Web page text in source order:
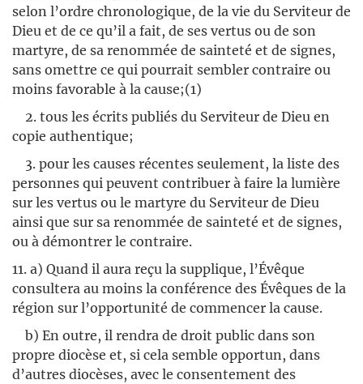
selon l’ordre chronologique, de la vie du Serviteur de
Dieu et de ce qu’il a fait, de ses vertus ou de son
martyre, de sa renommée de sainteté et de signes,
sans omettre ce qui pourrait sembler contraire ou
moins favorable à la cause;(1)
2. tous les écrits publiés du Serviteur de Dieu en
copie authentique;
3. pour les causes récentes seulement, la liste des
personnes qui peuvent contribuer à faire la lumière
sur les vertus ou le martyre du Serviteur de Dieu
ainsi que sur sa renommée de sainteté et de signes,
ou à démontrer le contraire.
11. a) Quand il aura reçu la supplique, l’Évêque
consultera au moins la conférence des Évêques de la
région sur l’opportunité de commencer la cause.
b) En outre, il rendra de droit public dans son
propre diocèse et, si cela semble opportun, dans
d’autres diocèses, avec le consentement des